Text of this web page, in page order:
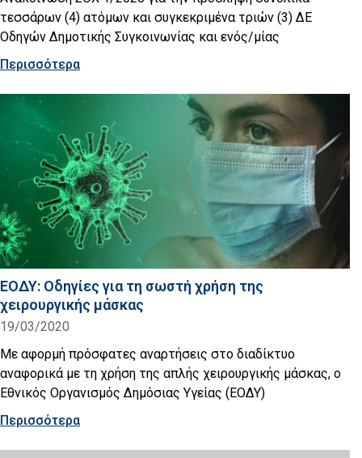
τεσσάρων (4) ατόμων και συγκεκριμένα τριών (3) ΔΕ
Οδηγών Δημοτικής Συγκοινωνίας και ενός/μίας
Περισσότερα
ΕΟΔΥ: Οδηγίες για τη σωστή χρήση της
χειρουργικής μάσκας
19/03/2020
Με αφορμή πρόσφατες αναρτήσεις στο διαδίκτυο
αναφορικά με τη χρήση της απλής χειρουργικής μάσκας, ο
Εθνικός Οργανισμός Δημόσιας Υγείας (ΕΟΔΥ)
Περισσότερα